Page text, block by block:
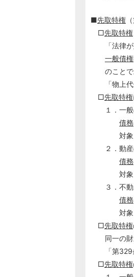
■先取特権
□先取特権
「法律が
一般債権
のことで
「物上代
□先取特権
１．一般
債務
対象と
２．動産
債務
対象と
３．不動
債務
対象と
□先取特権
同一の財
「第329条
□先取特権